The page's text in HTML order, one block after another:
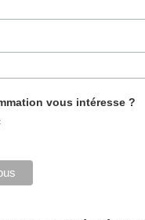
vous intéresse ?